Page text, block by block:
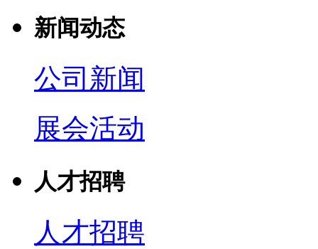
新闻动态
公司新闻
展会活动
人才招聘
人才招聘